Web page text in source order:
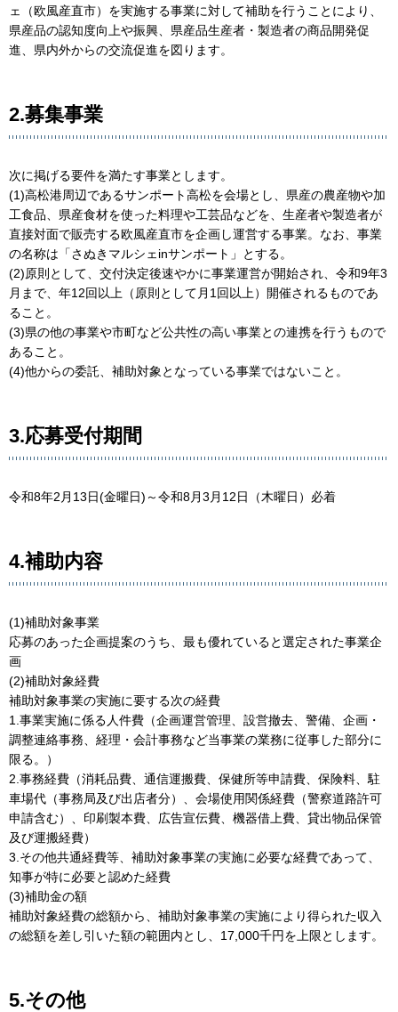
ェ（欧風産直市）を実施する事業に対して補助を行うことにより、
県産品の認知度向上や振興、県産品生産者・製造者の商品開発促
進、県内外からの交流促進を図ります。
2.募集事業
次に掲げる要件を満たす事業とします。
(1)高松港周辺であるサンポート高松を会場とし、県産の農産物や加
工食品、県産食材を使った料理や工芸品などを、生産者や製造者が
直接対面で販売する欧風産直市を企画し運営する事業。なお、事業
の名称は「さぬきマルシェinサンポート」とする。
(2)原則として、交付決定後速やかに事業運営が開始され、令和9年3
月まで、年12回以上（原則として月1回以上）開催されるものであ
ること。
(3)県の他の事業や市町など公共性の高い事業との連携を行うもので
あること。
(4)他からの委託、補助対象となっている事業ではないこと。
3.応募受付期間
令和8年2月13日(金曜日)～令和8月3月12日（木曜日）必着
4.補助内容
(1)補助対象事業
応募のあった企画提案のうち、最も優れていると選定された事業企
画
(2)補助対象経費
補助対象事業の実施に要する次の経費
1.事業実施に係る人件費（企画運営管理、設営撤去、警備、企画・
調整連絡事務、経理・会計事務など当事業の業務に従事した部分に
限る。）
2.事務経費（消耗品費、通信運搬費、保健所等申請費、保険料、駐
車場代（事務局及び出店者分）、会場使用関係経費（警察道路許可
申請含む）、印刷製本費、広告宣伝費、機器借上費、貸出物品保管
及び運搬経費）
3.その他共通経費等、補助対象事業の実施に必要な経費であって、
知事が特に必要と認めた経費
(3)補助金の額
補助対象経費の総額から、補助対象事業の実施により得られた収入
の総額を差し引いた額の範囲内とし、17,000千円を上限とします。
5.その他